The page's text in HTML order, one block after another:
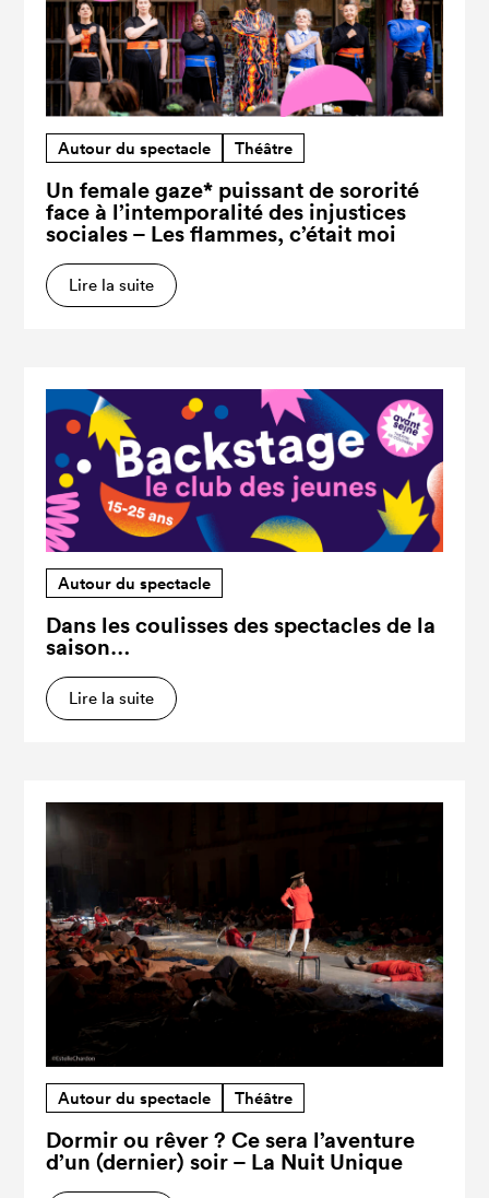
Autour du spectacle Théâtre
Un female gaze* puissant de sororité
face à l’intemporalité des injustices
sociales – Les flammes, c’était moi
Lire la suite
Autour du spectacle
Dans les coulisses des spectacles de la
saison…
Lire la suite
Autour du spectacle Théâtre
Dormir ou rêver ? Ce sera l’aventure
d’un (dernier) soir – La Nuit Unique